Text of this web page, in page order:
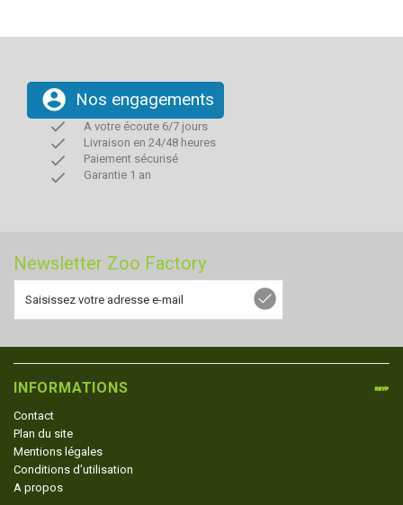
account_circle Nos engagements
done A votre écoute 6/7 jours
done Livraison en 24/48 heures
done Paiement sécurisé
done Garantie 1 an
Newsletter Zoo Factory
INFORMATIONS
Contact
Plan du site
Mentions légales
Conditions d'utilisation
A propos